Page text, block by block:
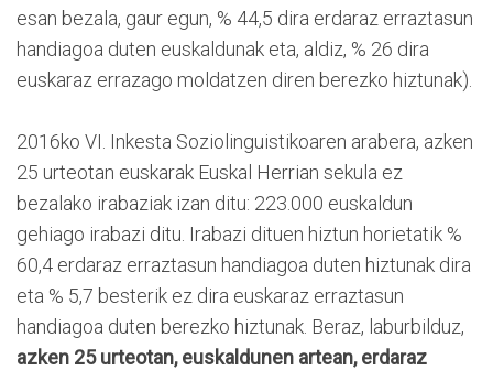
esan bezala, gaur egun, % 44,5 dira erdaraz erraztasun
handiagoa duten euskaldunak eta, aldiz, % 26 dira
euskaraz errazago moldatzen diren berezko hiztunak).
2016ko VI. Inkesta Soziolinguistikoaren arabera, azken
25 urteotan euskarak Euskal Herrian sekula ez
bezalako irabaziak izan ditu: 223.000 euskaldun
gehiago irabazi ditu. Irabazi dituen hiztun horietatik %
60,4 erdaraz erraztasun handiagoa duten hiztunak dira
eta % 5,7 besterik ez dira euskaraz erraztasun
handiagoa duten berezko hiztunak. Beraz, laburbilduz,
azken 25 urteotan, euskaldunen artean, erdaraz